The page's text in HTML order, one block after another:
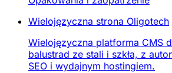
Wielojęzyczna strona Oligotech
Wielojęzyczna platforma CMS
balustrad ze stali i szkła, z
SEO i wydajnym hostingiem.